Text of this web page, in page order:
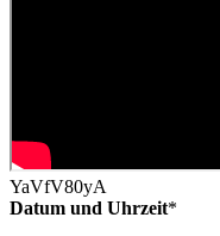
YaVfV80yA
Datum und Uhrzeit*